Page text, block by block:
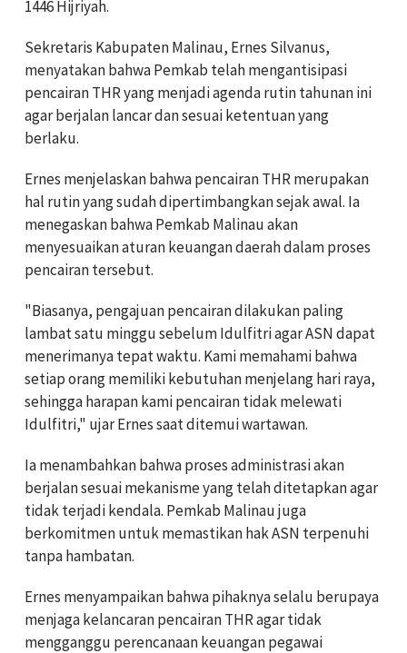
1446 Hijriyah.
Sekretaris Kabupaten Malinau, Ernes Silvanus,
menyatakan bahwa Pemkab telah mengantisipasi
pencairan THR yang menjadi agenda rutin tahunan ini
agar berjalan lancar dan sesuai ketentuan yang
berlaku.
Ernes menjelaskan bahwa pencairan THR merupakan
hal rutin yang sudah dipertimbangkan sejak awal. Ia
menegaskan bahwa Pemkab Malinau akan
menyesuaikan aturan keuangan daerah dalam proses
pencairan tersebut.
"Biasanya, pengajuan pencairan dilakukan paling
lambat satu minggu sebelum Idulfitri agar ASN dapat
menerimanya tepat waktu. Kami memahami bahwa
setiap orang memiliki kebutuhan menjelang hari raya,
sehingga harapan kami pencairan tidak melewati
Idulfitri," ujar Ernes saat ditemui wartawan.
Ia menambahkan bahwa proses administrasi akan
berjalan sesuai mekanisme yang telah ditetapkan agar
tidak terjadi kendala. Pemkab Malinau juga
berkomitmen untuk memastikan hak ASN terpenuhi
tanpa hambatan.
Ernes menyampaikan bahwa pihaknya selalu berupaya
menjaga kelancaran pencairan THR agar tidak
mengganggu perencanaan keuangan pegawai